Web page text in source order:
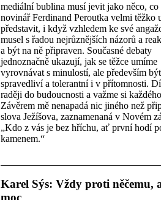
mediální bublina musí jevit jako něco, co
novinář Ferdinand Peroutka velmi těžko
představit, i když vzhledem ke své
musel s řadou nejrůznějších názorů a
a být na ně připraven. Současné debaty
jednoznačně ukazují, jak se těžce umíme
vyrovnávat s minulostí, ale především být
spravedliví a tolerantní i v přítomnosti.
raději do budoucnosti a važme si
Závěrem mě nenapadá nic jiného než
slova Ježíšova, zaznamenaná v Novém
„Kdo z vás je bez hříchu, ať první hodí
kamenem.“
Karel Sýs: Vždy proti něčemu,
moc